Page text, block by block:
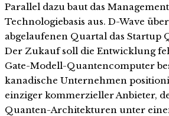
Parallel dazu baut das
Technologiebasis aus. D-Wave
abgelaufenen Quartal das Startup
Der Zukauf soll die Entwicklung
Gate-Modell-Quantencomputer
kanadische Unternehmen
einziger kommerzieller Anbieter,
Quanten-Architekturen unter